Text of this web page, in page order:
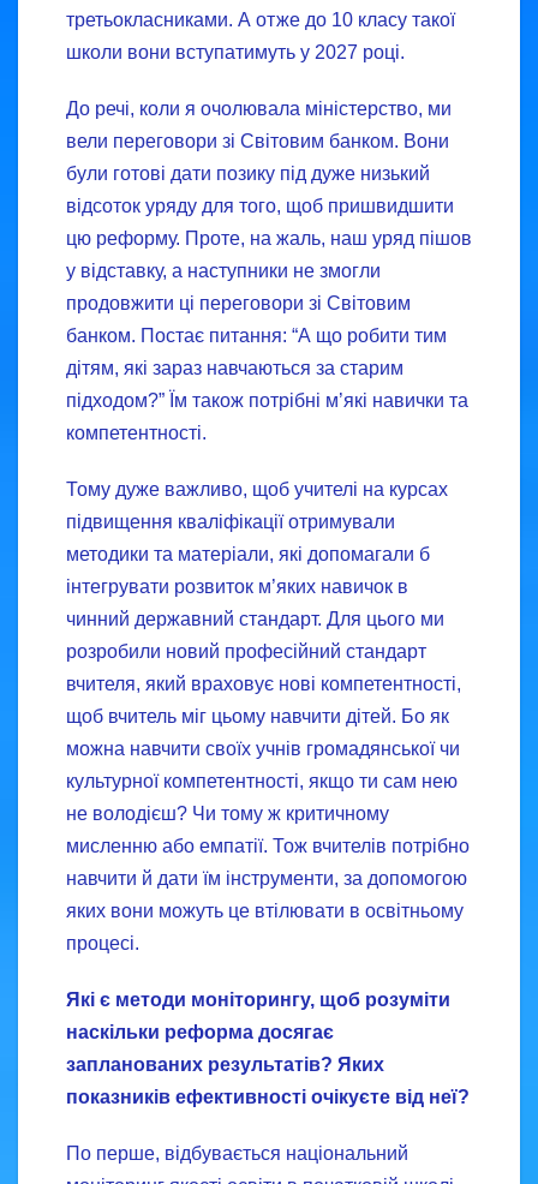
третьокласниками. А отже до 10 класу такої
школи вони вступатимуть у 2027 році.
До речі, коли я очолювала міністерство, ми
вели переговори зі Світовим банком. Вони
були готові дати позику під дуже низький
відсоток уряду для того, щоб пришвидшити
цю реформу. Проте, на жаль, наш уряд пішов
у відставку, а наступники не змогли
продовжити ці переговори зі Світовим
банком. Постає питання: “А що робити тим
дітям, які зараз навчаються за старим
підходом?” Їм також потрібні м’які навички та
компетентності.
Тому дуже важливо, щоб учителі на курсах
підвищення кваліфікації отримували
методики та матеріали, які допомагали б
інтегрувати розвиток м’яких навичок в
чинний державний стандарт. Для цього ми
розробили новий професійний стандарт
вчителя, який враховує нові компетентності,
щоб вчитель міг цьому навчити дітей. Бо як
можна навчити своїх учнів громадянської чи
культурної компетентності, якщо ти сам нею
не володієш? Чи тому ж критичному
мисленню або емпатії. Тож вчителів потрібно
навчити й дати їм інструменти, за допомогою
яких вони можуть це втілювати в освітньому
процесі.
Які є методи моніторингу, щоб розуміти
наскільки реформа досягає
запланованих результатів? Яких
показників ефективності очікуєте від неї?
По перше, відбувається національний